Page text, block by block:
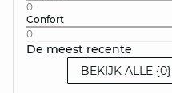
0
Confort
0
De meest recente
BEKIJK ALLE